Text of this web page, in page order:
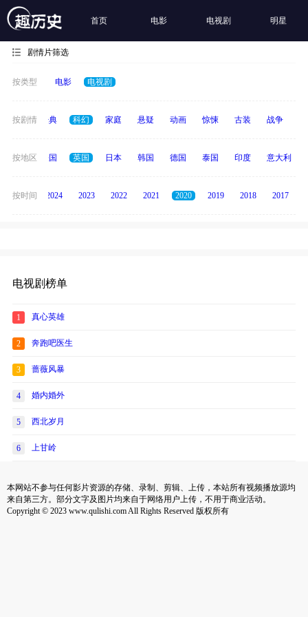
首页 电影 电视剧 明星
剧情片筛选
按类型 电影 电视剧
按剧情
恐怖 经典 科幻 家庭 悬疑 动画 惊悚 古装 战争
按地区
美国 法国 英国 日本 韩国 德国 泰国 印度 意大利
按时间
2025 2024 2023 2022 2021 2020 2019 2018 2017
电视剧榜单
1 真心英雄
2 奔跑吧医生
3 蔷薇风暴
4 婚内婚外
5 西北岁月
6 上甘岭
本网站不参与任何影片资源的存储、录制、剪辑、上传，本站所有视频播放源均
来自第三方。部分文字及图片均来自于网络用户上传，不用于商业活动。
Copyright © 2023 www.qulishi.com All Rights Reserved 版权所有